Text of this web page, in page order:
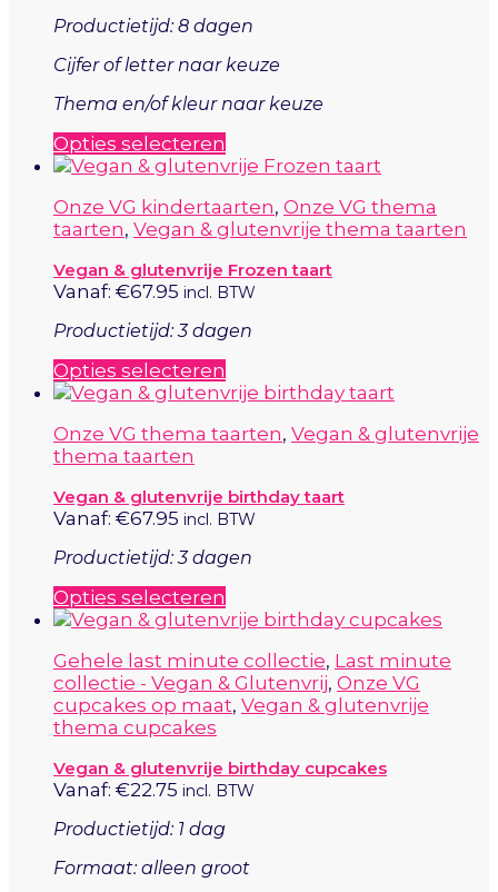
Productietijd: 8 dagen
Cijfer of letter naar keuze
Thema en/of kleur naar keuze
Opties selecteren
product
meerdere
variaties.
optie
kan
worden
op
de
productpagina
Onze VG kindertaarten, Onze VG thema
taarten, Vegan & glutenvrije thema taarten
Vegan & glutenvrije Frozen taart
Vanaf: €67.95 incl. BTW
Productietijd: 3 dagen
Opties selecteren
product
meerdere
optie
kan
worden
op
de
productpagina
Onze VG thema taarten, Vegan & glutenvrije
thema taarten
Vegan & glutenvrije birthday taart
Vanaf: €67.95 incl. BTW
Productietijd: 3 dagen
Opties selecteren
product
meerdere
variaties.
Deze
gekozen
worden
productpagina
Gehele last minute collectie, Last minute
collectie - Vegan & Glutenvrij, Onze VG
cupcakes op maat, Vegan & glutenvrije
thema cupcakes
Vegan & glutenvrije birthday cupcakes
Vanaf: €22.75 incl. BTW
Productietijd: 1 dag
Formaat: alleen groot